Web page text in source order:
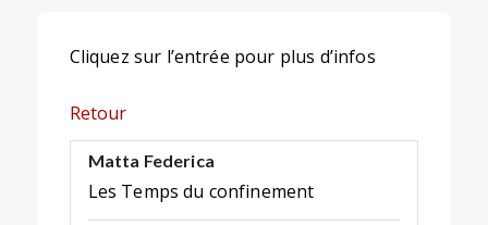
Cliquez sur l’entrée pour plus d’infos
Retour
Matta Federica
Les Temps du confinement